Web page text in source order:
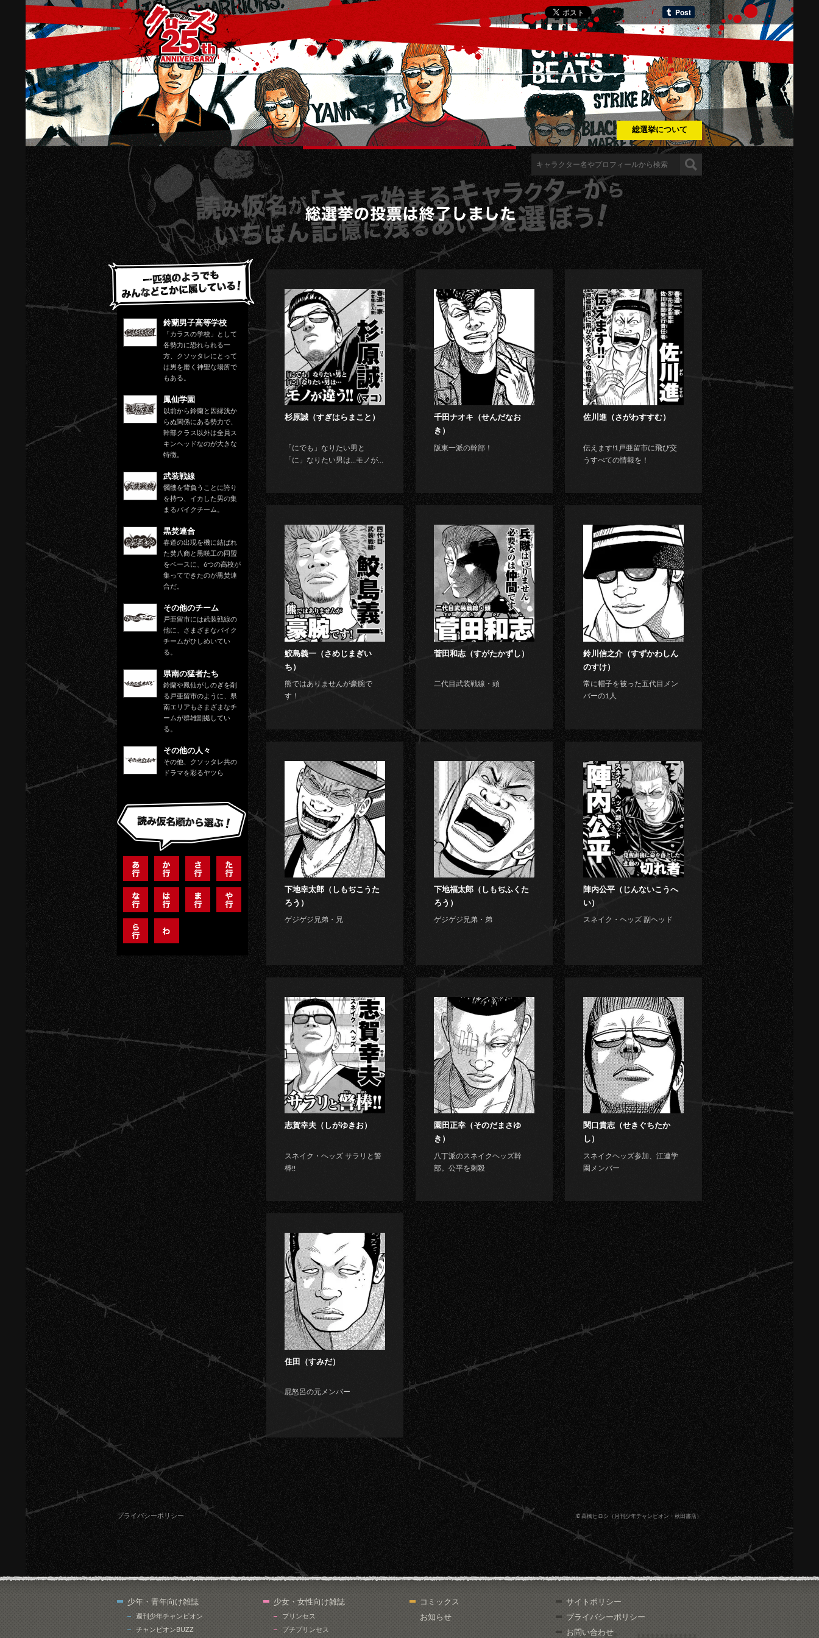
総選挙について
鈴蘭男子高等学校
「カラスの学校」として
各勢力に恐れられる一
方、クソッタレにとって
は男を磨く神聖な場所で
もある。
鳳仙学園
以前から鈴蘭と因縁浅か
らぬ関係にある勢力で、
幹部クラス以外は全員ス
キンヘッドなのが大きな
特徴。
武装戦線
髑髏を背負うことに誇り
を持つ、イカした男の集
まるバイクチーム。
黒焚連合
春道の出現を機に結ばれ
た焚八商と黒咲工の同盟
をベースに、6つの高校が
集ってできたのが黒焚連
合だ。
その他のチーム
戸亜留市には武装戦線の
他に、さまざまなバイク
チームがひしめいてい
る。
県南の猛者たち
鈴蘭や鳳仙がしのぎを削
る戸亜留市のように、県
南エリアもさまざまなチ
ームが群雄割拠してい
る。
その他の人々
その他、クソッタレ共の
ドラマを彩るヤツら
杉原誠（すぎはらまこと）
「にでも」なりたい男と
「に」なりたい男は…モノが…
千田ナオキ（せんだなお
き）
阪東一派の幹部！
佐川進（さがわすすむ）
伝えます!1戸亜留市に飛び交
うすべての情報を！
鮫島義一（さめじまぎい
ち）
熊ではありませんが豪腕で
す！
菅田和志（すがたかずし）
二代目武装戦線・頭
鈴川信之介（すずかわしん
のすけ）
常に帽子を被った五代目メン
バーの1人
下地幸太郎（しもぢこうた
ろう）
ゲジゲジ兄弟・兄
下地福太郎（しもぢふくた
ろう）
ゲジゲジ兄弟・弟
陣内公平（じんないこうへ
い）
スネイク・ヘッズ 副ヘッド
志賀幸夫（しがゆきお）
スネイク・ヘッズ サラリと警
棒!!
園田正幸（そのだまさゆ
き）
八丁派のスネイクヘッズ幹
部。公平を刺殺
関口貴志（せきぐちたか
し）
スネイクヘッズ参加、江連学
園メンバー
住田（すみだ）
屁怒呂の元メンバー
プライバシーポリシー © 高橋ヒロシ（月刊少年チャンピオン・秋田書店）
少年・青年向け雑誌
週刊少年チャンピオン
チャンピオンBUZZ
少女・女性向け雑誌
プリンセス
プチプリンセス
コミックス
お知らせ
サイトポリシー
プライバシーポリシー
お問い合わせ